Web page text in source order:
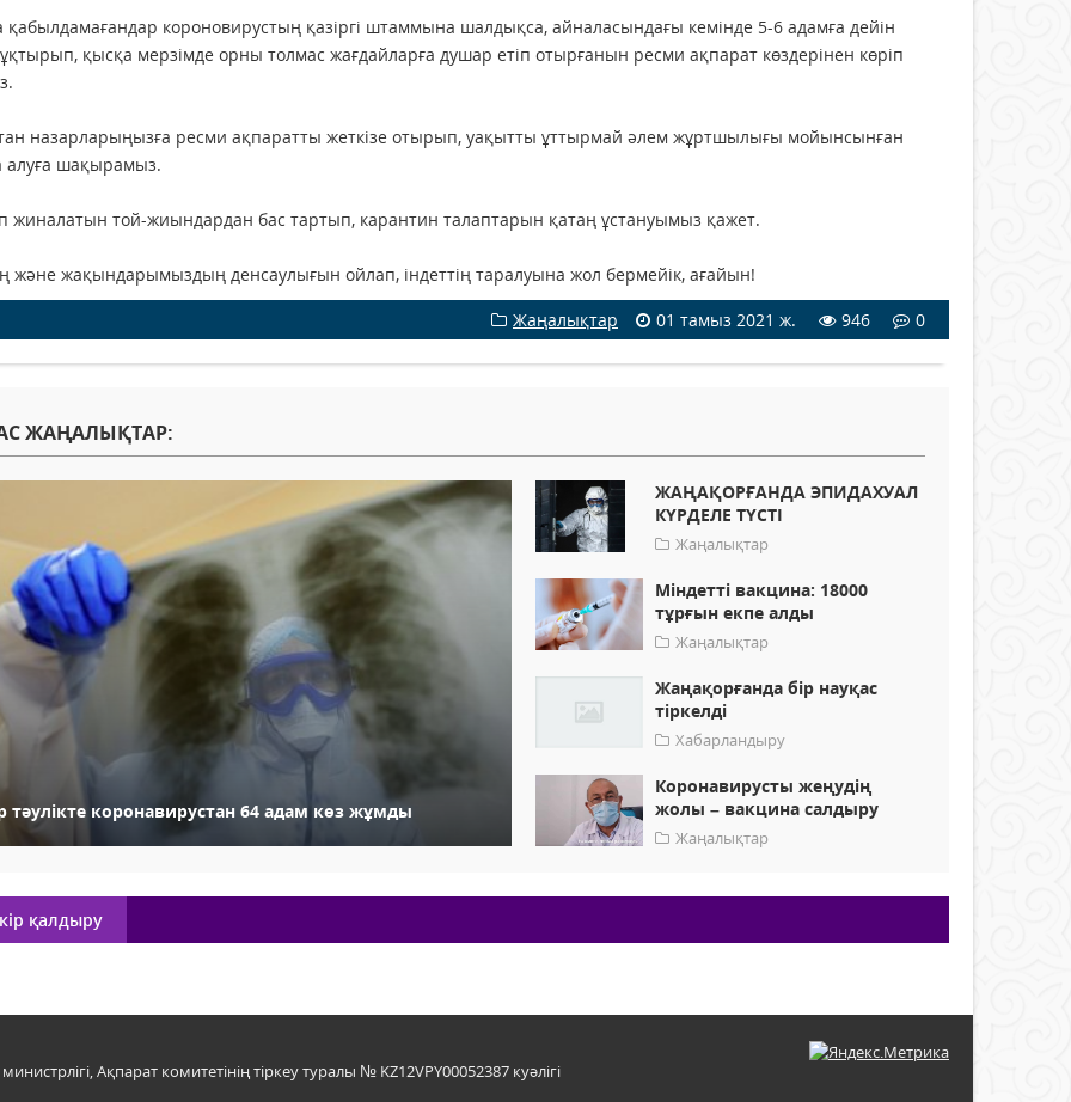
қабылдамағандар короновирустың қазіргі штаммына шалдықса, айналасындағы кемінде 5-6 адамға дейін
қысқа мерзімде орны толмас жағдайларға душар етіп отырғанын ресми ақпарат көздерінен көріп
назарларыңызға ресми ақпаратты жеткізе отырып, уақытты ұттырмай әлем жұртшылығы мойынсынған
алуға шақырамыз.
жиналатын той-жиындардан бас тартып, карантин талаптарын қатаң ұстануымыз қажет.
және жақындарымыздың денсаулығын ойлап, індеттің таралуына жол бермейік, ағайын!
Жаңалықтар
01 тамыз 2021 ж. 946 0
ЖАҢАЛЫҚТАР:
тәулікте коронавирустан 64 адам көз жұмды
ЖАҢАҚОРҒАНДА ЭПИДАХУАЛ
КҮРДЕЛЕ ТҮСТІ
Жаңалықтар
Міндетті вакцина: 18000
тұрғын екпе алды
Жаңалықтар
Жаңақорғанда бір науқас
тіркелді
Хабарландыру
Коронавирусты жеңудің
жолы – вакцина салдыру
Жаңалықтар
қалдыру
Ақпарат комитетінің тіркеу туралы № KZ12VPY00052387 куәлігі